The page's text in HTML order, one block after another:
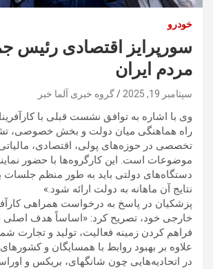
خودرو
سورپرایز اقتصادی رئیس
مردم ایران
سپتامبر 19, 2025 گروه خبری آلما خبر
وی با اشاره به توافق نشست قبلی با
راه هماهنگی میان دولت و بخش خصوصی،
تخصصی در حوزه‌های پولی، اقتصادی، مالیاتی
موضوعات است. این کارگروه‌ها با حضور
دستگاه‌های دولتی باید به طور منظم جلسات
نتایج آن ماهانه به دولت ارائه شود.»
پزشکیان در پاسخ به درخواست همراهی
خارجی خود، تصریح کرد: «اساساً هدف اصلی
فراهم کردن زمینه فعالیت، تولید و تجارت
علاوه بر بهبود روابط با همسایگان و
در اتحادیه‌هایی چون شانگهای، بریکس و